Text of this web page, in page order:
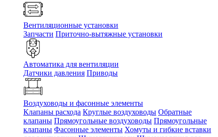
Вентиляционные установки
Запчасти Приточно-вытяжные установки
Автоматика для вентиляции
Датчики давления Приводы
Воздуховоды и фасонные элементы
Клапаны расхода Круглые воздуховоды Обратные
клапаны Прямоугольные воздуховоды Прямоугольные
клапаны Фасонные элементы Хомуты и гибкие вставки